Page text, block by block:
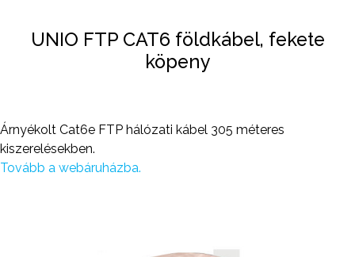
UNIO FTP CAT6 földkábel, fekete
köpeny
Árnyékolt Cat6e FTP hálózati kábel 305 méteres
kiszerelésekben.
Tovább a webáruházba.